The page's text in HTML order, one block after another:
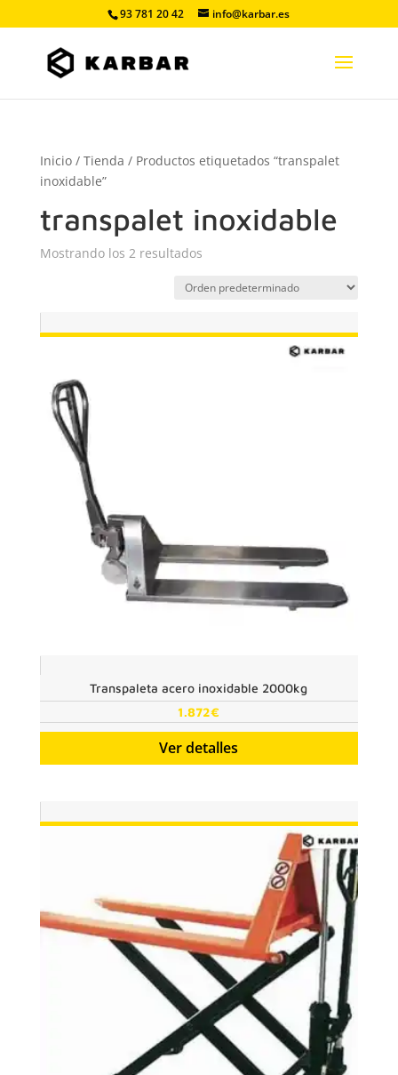
93 781 20 42 info@karbar.es
Inicio/ Tienda / Productos etiquetados “transpalet
inoxidable”
transpalet inoxidable
Mostrando los 2 resultados
Transpaleta acero inoxidable 2000kg
1.872€
Ver detalles